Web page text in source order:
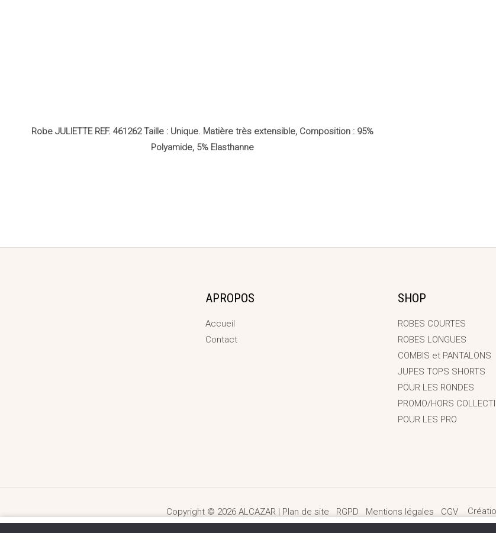
Robe JULIETTE REF. 461262 Taille : Unique. Matière très extensible, Composition : 95%
Polyamide, 5% Elasthanne
APROPOS
Accueil
Contact
SHOP
ROBES COURTES
ROBES LONGUES
COMBIS et PANTALONS
JUPES TOPS SHORTS
POUR LES RONDES
PROMO/HORS
POUR LES PRO
Copyright © 2026 ALCAZAR | Plan de site RGPD Mentions légales CGV